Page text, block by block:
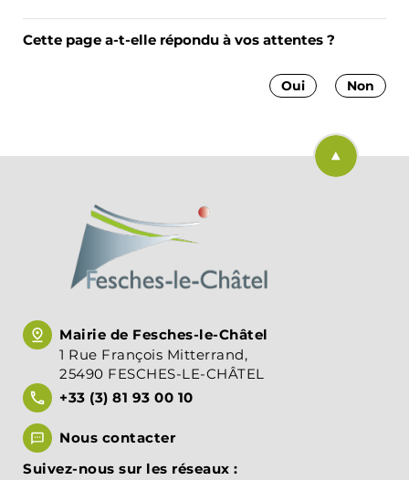
Cette page a-t-elle répondu à vos attentes ?
Non
Oui
Retourner
Mairie de Fesches-le-Châtel
1 Rue François Mitterrand,
25490 FESCHES-LE-CHÂTEL
+33 (3) 81 93 00 10
Nous contacter
Suivez-nous sur les réseaux :